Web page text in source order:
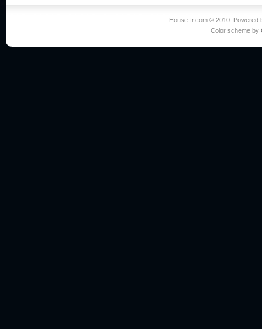
House-fr.com © 2010. Powered
Color scheme by